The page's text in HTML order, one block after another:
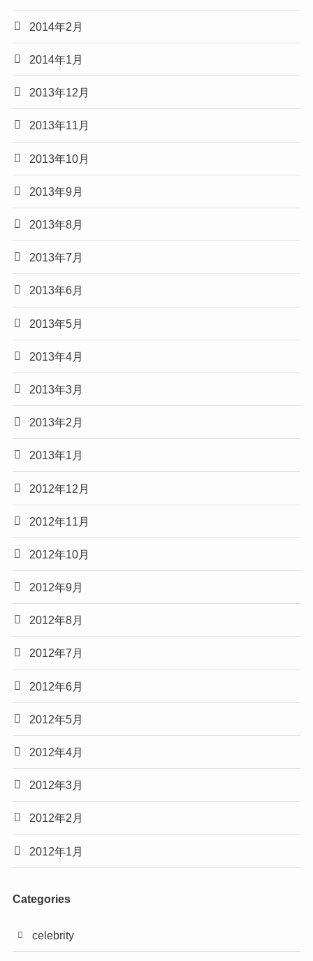
2014年2月
2014年1月
2013年12月
2013年11月
2013年10月
2013年9月
2013年8月
2013年7月
2013年6月
2013年5月
2013年4月
2013年3月
2013年2月
2013年1月
2012年12月
2012年11月
2012年10月
2012年9月
2012年8月
2012年7月
2012年6月
2012年5月
2012年4月
2012年3月
2012年2月
2012年1月
Categories
celebrity